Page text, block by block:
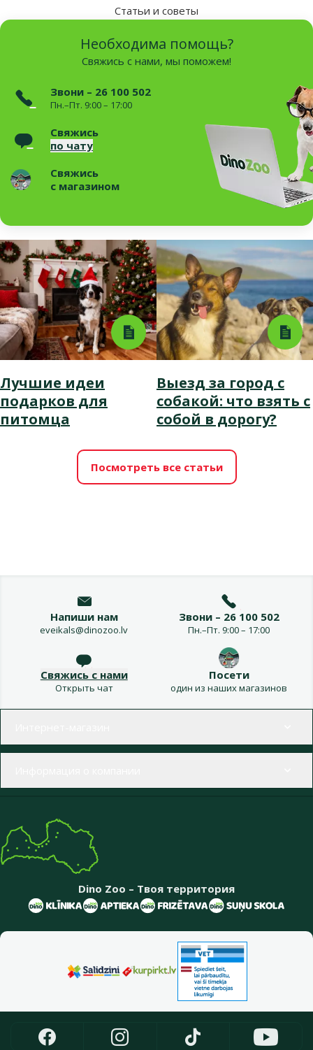
Статьи и советы
Необходима помощь?
Свяжись с нами, мы поможем!
Звони – 26 100 502
Пн.–Пт. 9:00 – 17:00
Свяжись
по чату
Свяжись
с магазином
Лучшие идеи
подарков для
питомца
Выезд за город с
собакой: что взять с
собой в дорогу?
Посмотреть все статьи
Напиши нам
eveikals@dinozoo.lv
Звони – 26 100 502
Пн.–Пт. 9:00 – 17:00
Свяжись с нами
Открыть чат
Посети
один из наших магазинов
Dino Zoo – Твоя территория